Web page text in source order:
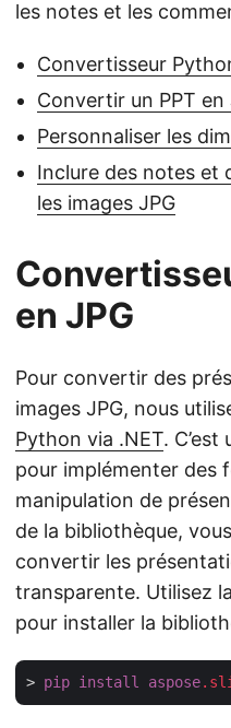
les notes et les
Convertisseur
Convertir un PPT en
Personnaliser les
Inclure des notes et
les images JPG
en JPG
Pour convertir des
images JPG, nous
Python via .NET.
pour implémenter des
manipulation de
de la bibliothèque,
convertir les
transparente. Utilisez
pour installer la
> pip install aspose